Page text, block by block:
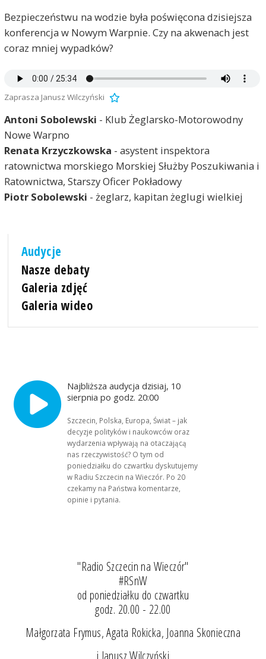
Bezpieczeństwu na wodzie była poświęcona dzisiejsza
konferencja w Nowym Warpnie. Czy na akwenach jest
coraz mniej wypadków?
Zaprasza Janusz Wilczyński
Antoni Sobolewski - Klub Żeglarsko-Motorowodny
Nowe Warpno
Renata Krzyczkowska - asystent inspektora
ratownictwa morskiego Morskiej Służby Poszukiwania i
Ratownictwa, Starszy Oficer Pokładowy
Piotr Sobolewski - żeglarz, kapitan żeglugi wielkiej
Audycje
Nasze debaty
Galeria zdjęć
Galeria wideo
Najbliższa audycja dzisiaj, 10
sierpnia po godz. 20:00
Szczecin, Polska, Europa, Świat – jak
decyzje polityków i naukowców oraz
wydarzenia wpływają na otaczającą
nas rzeczywistość? O tym od
poniedziałku do czwartku dyskutujemy
w Radiu Szczecin na Wieczór. Po 20
czekamy na Państwa komentarze,
opinie i pytania.
"Radio Szczecin na Wieczór"
#RSnW
od poniedziałku do czwartku
godz. 20.00 - 22.00
Małgorzata Frymus, Agata Rokicka, Joanna Skonieczna